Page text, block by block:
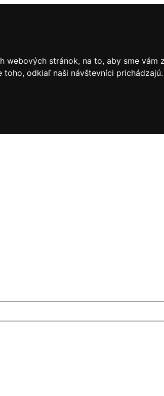
webových stránok, na to, aby sme vám
odkiaľ naši návštevníci prichádzajú.